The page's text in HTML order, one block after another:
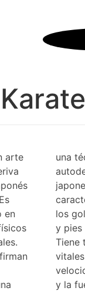
Karate
arte
en
de
la